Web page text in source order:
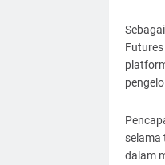
selama
dalam